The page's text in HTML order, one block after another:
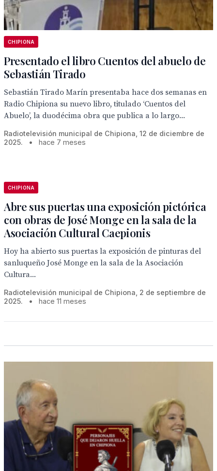
CHIPIONA
Presentado el libro Cuentos del abuelo de
Sebastián Tirado
Sebastián Tirado Marín presentaba hace dos semanas en
Radio Chipiona su nuevo libro, titulado ‘Cuentos del
Abuelo’, la duodécima obra que publica a lo largo...
Radiotelevisión municipal de Chipiona, 12 de diciembre de
2025.
• hace 7 meses
CHIPIONA
Abre sus puertas una exposición pictórica
con obras de José Monge en la sala de la
Asociación Cultural Caepionis
Hoy ha abierto sus puertas la exposición de pinturas del
sanluqueño José Monge en la sala de la Asociación
Cultura...
Radiotelevisión municipal de Chipiona, 2 de septiembre de
2025.
• hace 11 meses